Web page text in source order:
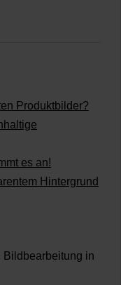
Produktbilder?
es an!
Hintergrund
Bildbearbeitung in